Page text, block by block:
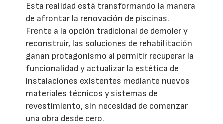
Esta realidad está transformando la manera
de afrontar la renovación de piscinas.
Frente a la opción tradicional de demoler y
reconstruir, las soluciones de rehabilitación
ganan protagonismo al permitir recuperar la
funcionalidad y actualizar la estética de
instalaciones existentes mediante nuevos
materiales técnicos y sistemas de
revestimiento, sin necesidad de comenzar
una obra desde cero.